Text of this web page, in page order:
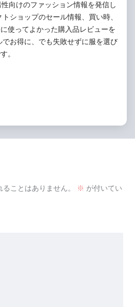
向けのファッション情報を発信し
ショップのセール情報、買い時、
使ってよかった購入品レビューを
お得に、でも失敗せずに服を選び
。
ことはありません。 ※ が付いてい